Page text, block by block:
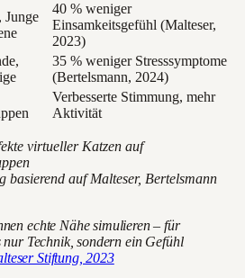
Junge
40 % weniger
Einsamkeitsgefühl (Malteser,
2023)
35 % weniger Stresssymptome
(Bertelsmann, 2024)
Verbesserte Stimmung, mehr
Aktivität
virtueller Katzen auf
basierend auf Malteser, Bertelsmann
echte Nähe simulieren – für
Technik, sondern ein Gefühl
Stiftung, 2023